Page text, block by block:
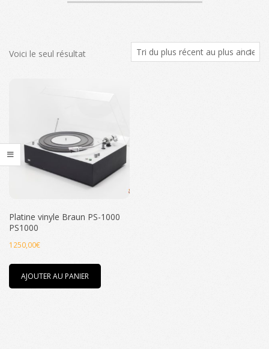
Voici le seul résultat
Platine vinyle Braun PS-1000
PS1000
1250,00€
AJOUTER AU PANIER